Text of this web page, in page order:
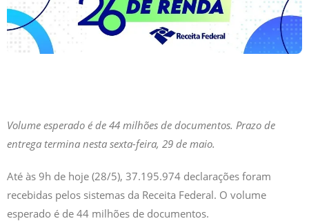
Volume esperado é de 44 milhões de documentos. Prazo de
entrega termina nesta sexta-feira, 29 de maio.
Até às 9h de hoje (28/5), 37.195.974 declarações foram
recebidas pelos sistemas da Receita Federal. O volume
esperado é de 44 milhões de documentos.